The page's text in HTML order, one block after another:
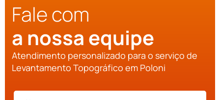
Fale com
a nossa equipe
Atendimento personalizado para o serviço de
Levantamento Topográfico em Poloni